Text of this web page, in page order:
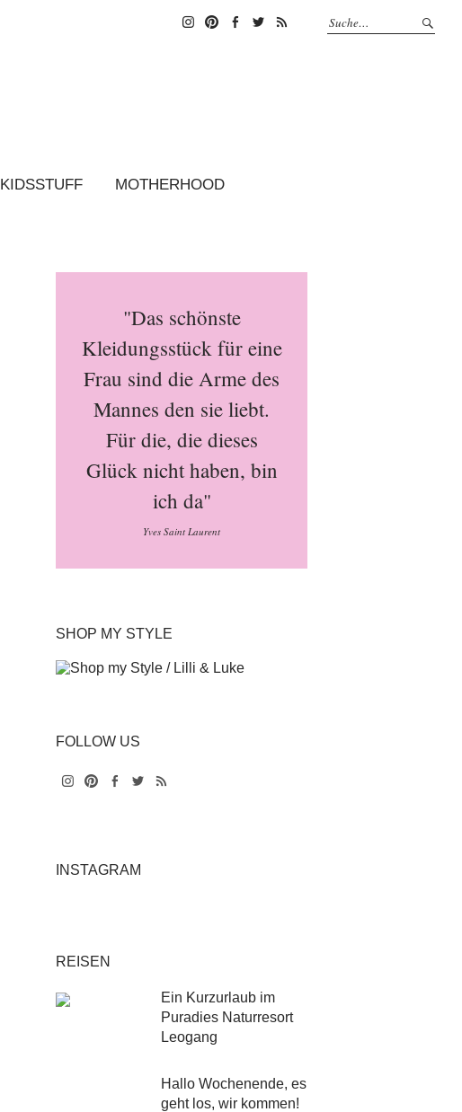
KIDSSTUFF MOTHERHOOD
"Das schönste
Kleidungsstück für eine
Frau sind die Arme des
Mannes den sie liebt.
Für die, die dieses
Glück nicht haben, bin
ich da"
Yves Saint Laurent
SHOP MY STYLE
FOLLOW US
INSTAGRAM
REISEN
Ein Kurzurlaub im
Puradies Naturresort
Leogang
Hallo Wochenende, es
geht los, wir kommen!